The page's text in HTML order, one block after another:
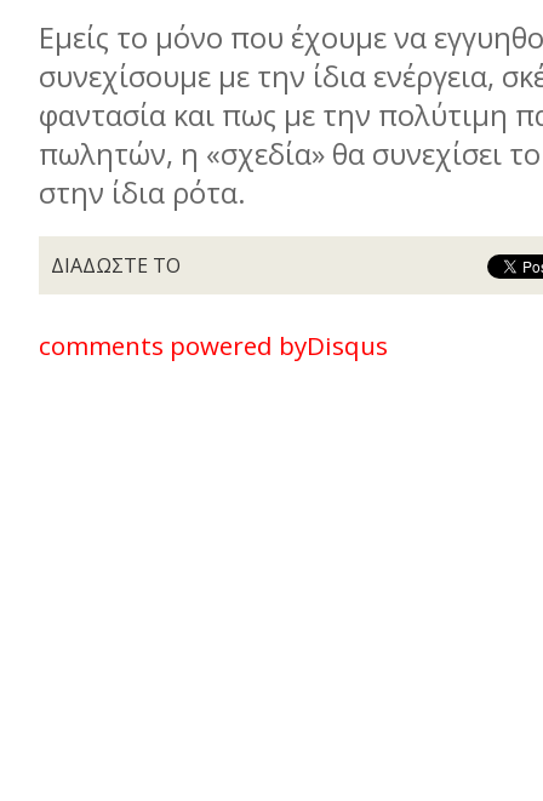
Εμείς το μόνο που έχουμε να
συνεχίσουμε με την ίδια ενέργεια,
φαντασία και πως με την πολύτιμη
πωλητών, η «σχεδία» θα συνεχίσει το
στην ίδια ρότα.
ΔΙΑΔΩΣΤΕ ΤΟ
comments powered byDisqus